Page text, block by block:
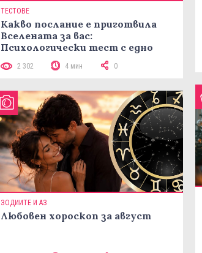
ТЕСТОВЕ
Какво послание е приготвила
Вселената за вас:
Психологически тест с едно
2 302 4 мин 0
ЗОДИИТЕ И АЗ
Любовен хороскоп за август